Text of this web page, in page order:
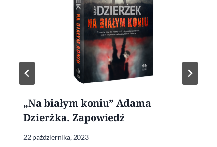
„Na białym koniu” Adama
Dzierżka. Zapowiedź
22 października, 2023